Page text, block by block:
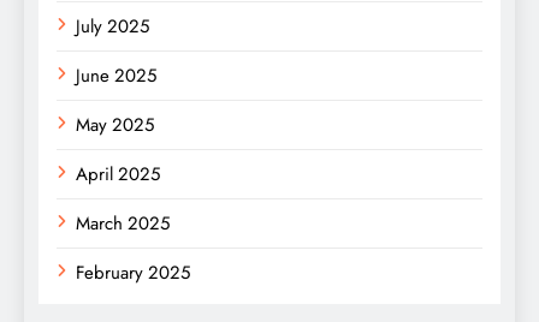
July 2025
June 2025
May 2025
April 2025
March 2025
February 2025